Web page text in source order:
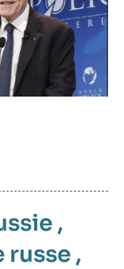
,
russe,